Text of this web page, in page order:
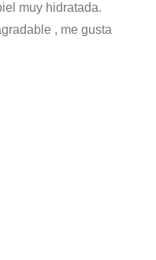
muy hidratada.
, me gusta